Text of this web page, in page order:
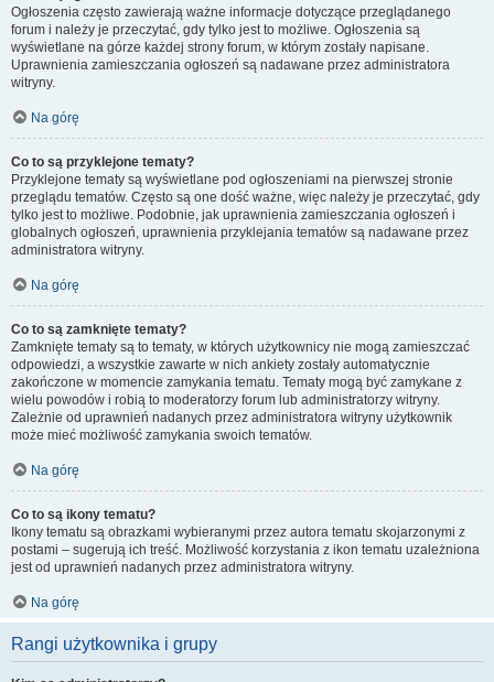
Ogłoszenia często zawierają ważne informacje dotyczące przeglądanego
forum i należy je przeczytać, gdy tylko jest to możliwe. Ogłoszenia są
wyświetlane na górze każdej strony forum, w którym zostały napisane.
Uprawnienia zamieszczania ogłoszeń są nadawane przez administratora
witryny.
Na górę
Co to są przyklejone tematy?
Przyklejone tematy są wyświetlane pod ogłoszeniami na pierwszej stronie
przeglądu tematów. Często są one dość ważne, więc należy je przeczytać, gdy
tylko jest to możliwe. Podobnie, jak uprawnienia zamieszczania ogłoszeń i
globalnych ogłoszeń, uprawnienia przyklejania tematów są nadawane przez
administratora witryny.
Na górę
Co to są zamknięte tematy?
Zamknięte tematy są to tematy, w których użytkownicy nie mogą zamieszczać
odpowiedzi, a wszystkie zawarte w nich ankiety zostały automatycznie
zakończone w momencie zamykania tematu. Tematy mogą być zamykane z
wielu powodów i robią to moderatorzy forum lub administratorzy witryny.
Zależnie od uprawnień nadanych przez administratora witryny użytkownik
może mieć możliwość zamykania swoich tematów.
Na górę
Co to są ikony tematu?
Ikony tematu są obrazkami wybieranymi przez autora tematu skojarzonymi z
postami – sugerują ich treść. Możliwość korzystania z ikon tematu uzależniona
jest od uprawnień nadanych przez administratora witryny.
Na górę
Rangi użytkownika i grupy